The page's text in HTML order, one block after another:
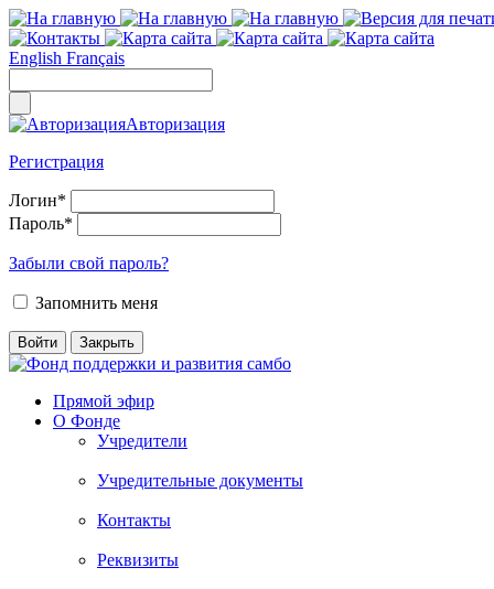
English Français
Авторизация
Регистрация
Логин*
Пароль*
Забыли свой пароль?
Запомнить меня
Прямой эфир
О Фонде
Учредители
Учредительные документы
Контакты
Реквизиты